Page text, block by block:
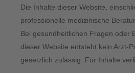
Die Inhalte dieser Website,
professionelle medizinische
Bei gesundheitlichen Fragen oder
dieser Website entsteht kein Arzt-
gesetzlich zulässig. Für Inhalte